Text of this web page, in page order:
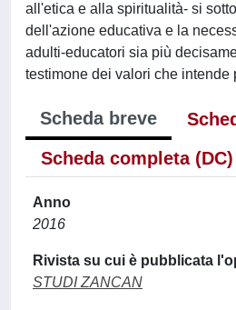
all'etica e alla spiritualità- si
dell'azione educativa e la
adulti-educatori sia più
testimone dei valori che intende
Scheda breve
Scheda completa (DC)
Anno
2016
Rivista su cui è pubblicata
STUDI ZANCAN